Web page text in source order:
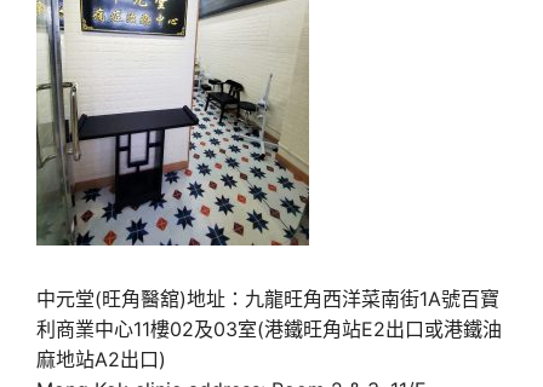
中元堂(旺角醫舘)地址：九龍旺角西洋菜南街1A號百寶
利商業中心11樓02及03室(港鐵旺角站E2出口或港鐵油
麻地站A2出口)